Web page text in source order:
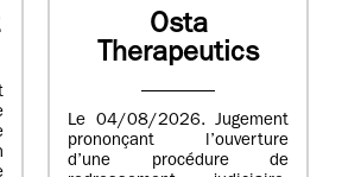
Osta
Therapeutics
Le 04/08/2026. Jugement
prononçant l’ouverture
d’une procédure de